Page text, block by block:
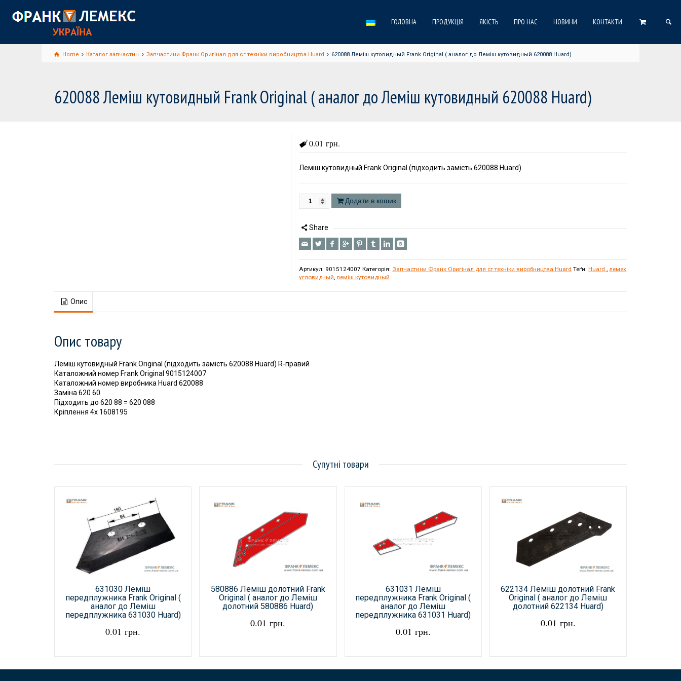
ГОЛОВНА ПРОДУКЦІЯ ЯКІСТЬ ПРО НАС НОВИНИ КОНТАКТИ
Home Каталог запчастин Запчастини Франк Оригінал для сг техніки виробництва Huard 620088 Леміш кутовидный Frank Original ( аналог до Леміш кутовидный 620088 Huard)
620088 Леміш кутовидный Frank Original ( аналог до Леміш кутовидный 620088 Huard)
0.01 грн.
Леміш кутовидный Frank Original (підходить замість 620088 Huard)
Додати в кошик
Share
Артикул: 9015124007 Категорія: Запчастини Франк Оригінал для сг техніки виробництва Huard Теґи:Huard,лемех
угловидный,леміш кутовидный
Опис
Опис товару
Леміш кутовидный Frank Original (підходить замість 620088 Huard) R-правий
Каталожний номер Frank Original 9015124007
Каталожний номер виробника Huard 620088
Заміна 620 60
Підходить до 620 88 = 620 088
Кріплення 4x 1608195
Супутні товари
631030 Леміш
передплужника Frank Original (
аналог до Леміш
передплужника 631030 Huard)
0.01 грн.
580886 Леміш долотний Frank
Original ( аналог до Леміш
долотний 580886 Huard)
0.01 грн.
631031 Леміш
передплужника Frank Original (
аналог до Леміш
передплужника 631031 Huard)
0.01 грн.
622134 Леміш долотний Frank
Original ( аналог до Леміш
долотний 622134 Huard)
0.01 грн.